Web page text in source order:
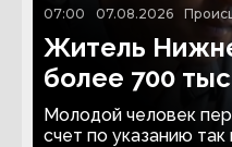
07:00 07.08.2026
Житель
более 700
Молодой человек
счет по указанию